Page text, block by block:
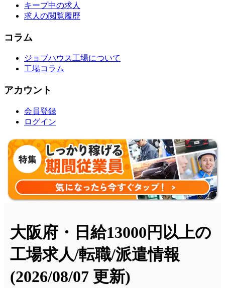
キープ中の求人
求人の閲覧履歴
コラム
ジョブハウス工場について
工場コラム
アカウント
会員登録
ログイン
大阪府・日給13000円以上の
工場求人/転職/派遣情報
(2026/08/07 更新)